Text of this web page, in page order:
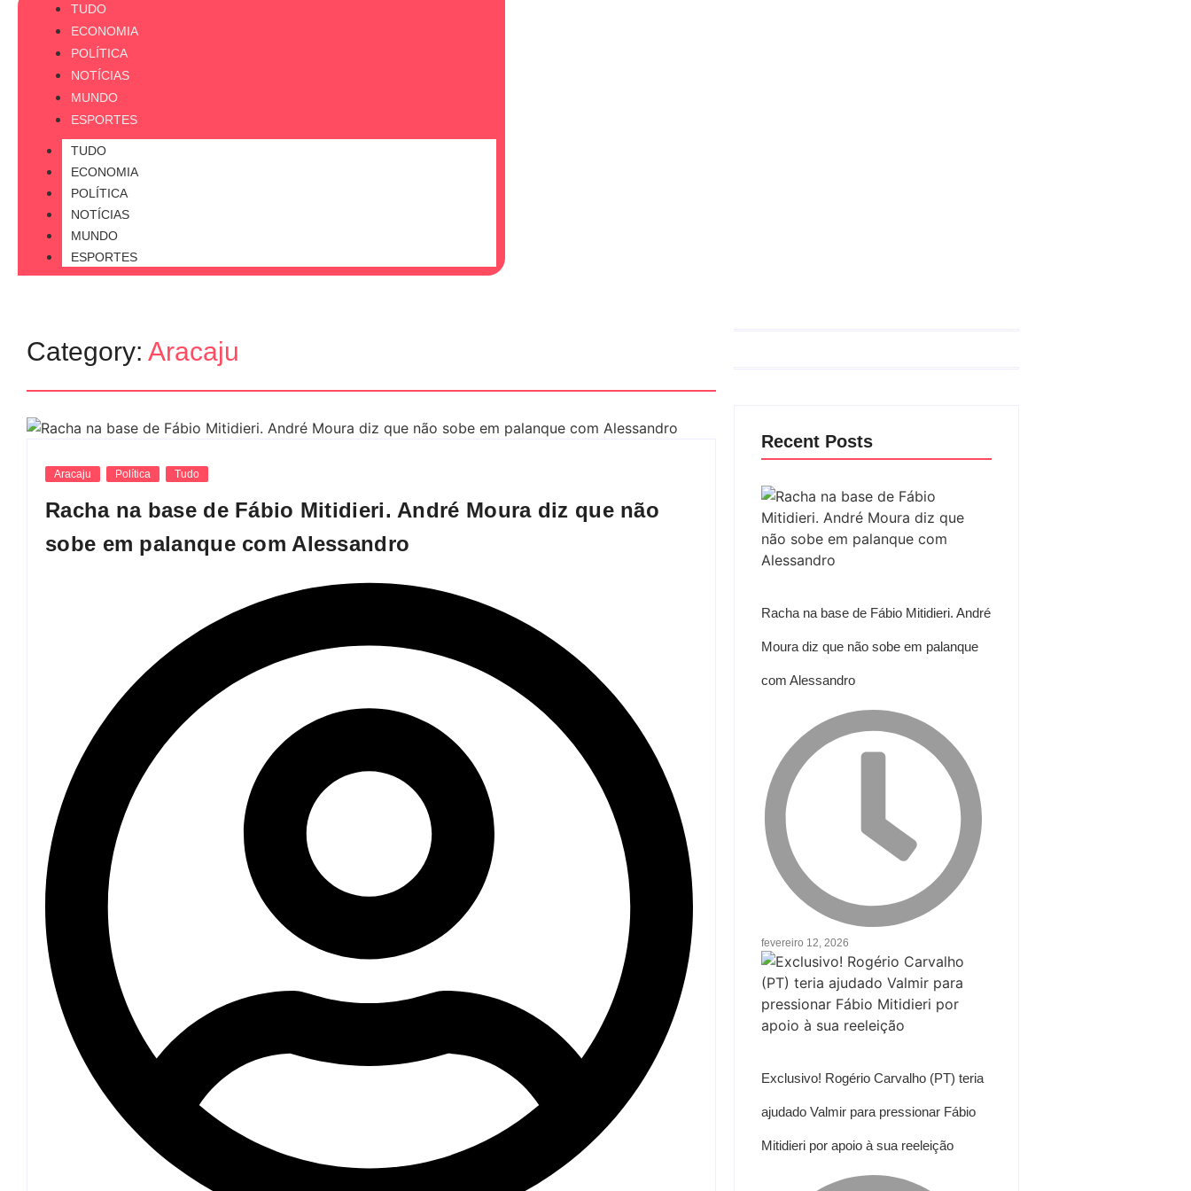
TUDO
ECONOMIA
POLÍTICA
NOTÍCIAS
MUNDO
ESPORTES
TUDO
ECONOMIA
POLÍTICA
NOTÍCIAS
MUNDO
ESPORTES
Category: Aracaju
Aracaju Política Tudo
Racha na base de Fábio Mitidieri. André Moura diz que não
sobe em palanque com Alessandro
Recent Posts
Racha na base de Fábio Mitidieri. André
Moura diz que não sobe em palanque
com Alessandro
fevereiro 12, 2026
Exclusivo! Rogério Carvalho (PT) teria
ajudado Valmir para pressionar Fábio
Mitidieri por apoio à sua reeleição